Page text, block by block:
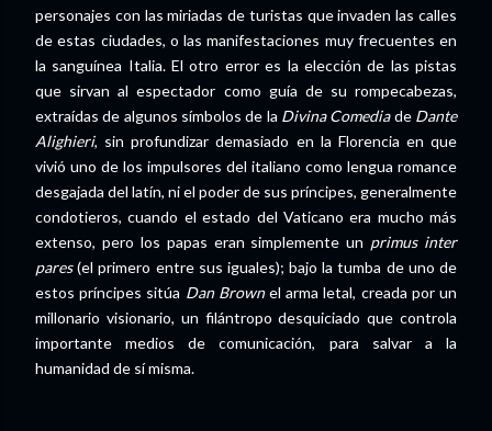
personajes con las miriadas de turistas que invaden las calles
de estas ciudades, o las manifestaciones muy frecuentes en
la sanguínea Italia. El otro error es la elección de las pistas
que sirvan al espectador como guía de su rompecabezas,
extraídas de algunos símbolos de la Divina Comediade Dante
Alighieri, sin profundizar demasiado en la Florencia en que
vivió uno de los impulsores del italiano como lengua romance
desgajada del latín, ni el poder de sus príncipes, generalmente
condotieros, cuando el estado del Vaticano era mucho más
extenso, pero los papas eran simplemente un primus inter
pares(el primero entre sus iguales); bajo la tumba de uno de
estos príncipes sitúa Dan Brownel arma letal, creada por un
millonario visionario, un filántropo desquiciado que controla
importante medios de comunicación, para salvar a la
humanidad de sí misma.